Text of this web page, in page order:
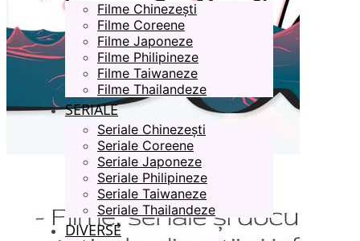
Filme Chinezești
Filme Coreene
Filme Japoneze
Filme Philipineze
Filme Taiwaneze
Filme Thailandeze
SERIALE
Seriale Chinezești
Seriale Coreene
Seriale Japoneze
Seriale Philipineze
Seriale Taiwaneze
Seriale Thailandeze
DIVERSE